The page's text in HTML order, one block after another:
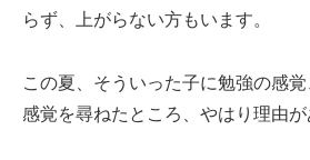
らず、上がらない方もいます。
この夏、そういった子に勉強の感
感覚を尋ねたところ、やはり理由が